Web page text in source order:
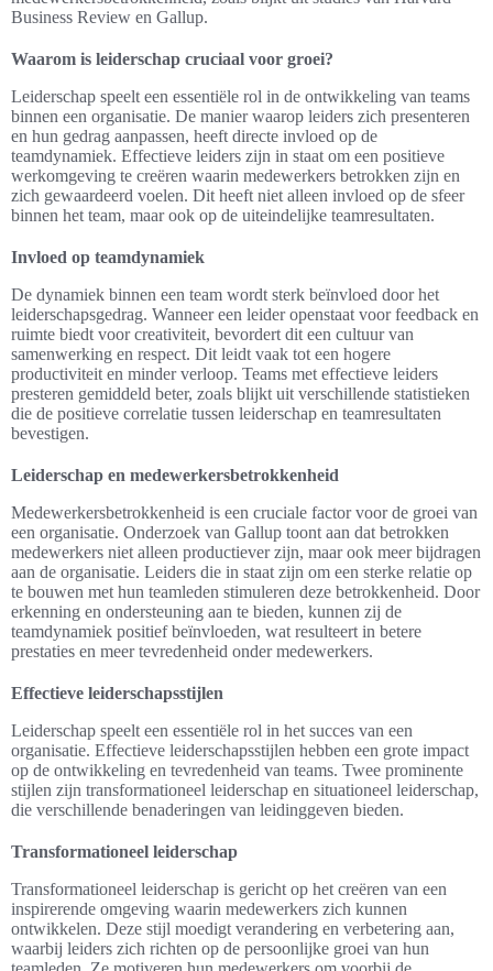
Business Review en Gallup.
Waarom is leiderschap cruciaal voor groei?
Leiderschap speelt een essentiële rol in de ontwikkeling van teams
binnen een organisatie. De manier waarop leiders zich presenteren
en hun gedrag aanpassen, heeft directe invloed op de
teamdynamiek. Effectieve leiders zijn in staat om een positieve
werkomgeving te creëren waarin medewerkers betrokken zijn en
zich gewaardeerd voelen. Dit heeft niet alleen invloed op de sfeer
binnen het team, maar ook op de uiteindelijke teamresultaten.
Invloed op teamdynamiek
De dynamiek binnen een team wordt sterk beïnvloed door het
leiderschapsgedrag. Wanneer een leider openstaat voor feedback en
ruimte biedt voor creativiteit, bevordert dit een cultuur van
samenwerking en respect. Dit leidt vaak tot een hogere
productiviteit en minder verloop. Teams met effectieve leiders
presteren gemiddeld beter, zoals blijkt uit verschillende statistieken
die de positieve correlatie tussen leiderschap en teamresultaten
bevestigen.
Leiderschap en medewerkersbetrokkenheid
Medewerkersbetrokkenheid is een cruciale factor voor de groei van
een organisatie. Onderzoek van Gallup toont aan dat betrokken
medewerkers niet alleen productiever zijn, maar ook meer bijdragen
aan de organisatie. Leiders die in staat zijn om een sterke relatie op
te bouwen met hun teamleden stimuleren deze betrokkenheid. Door
erkenning en ondersteuning aan te bieden, kunnen zij de
teamdynamiek positief beïnvloeden, wat resulteert in betere
prestaties en meer tevredenheid onder medewerkers.
Effectieve leiderschapsstijlen
Leiderschap speelt een essentiële rol in het succes van een
organisatie. Effectieve leiderschapsstijlen hebben een grote impact
op de ontwikkeling en tevredenheid van teams. Twee prominente
stijlen zijn transformationeel leiderschap en situationeel leiderschap,
die verschillende benaderingen van leidinggeven bieden.
Transformationeel leiderschap
Transformationeel leiderschap is gericht op het creëren van een
inspirerende omgeving waarin medewerkers zich kunnen
ontwikkelen. Deze stijl moedigt verandering en verbetering aan,
waarbij leiders zich richten op de persoonlijke groei van hun